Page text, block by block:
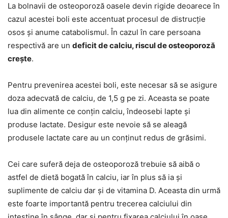
La bolnavii de osteoporoză oasele devin rigide deoarece în
cazul acestei boli este accentuat procesul de distrucție
osos și anume catabolismul. În cazul în care persoana
respectivă are un deficit de calciu, riscul de osteoporoză
crește.
Pentru prevenirea acestei boli, este necesar să se asigure
doza adecvată de calciu, de 1,5 g pe zi. Aceasta se poate
lua din alimente ce conțin calciu, îndeosebi lapte și
produse lactate. Desigur este nevoie să se aleagă
produsele lactate care au un conținut redus de grăsimi.
Cei care suferă deja de osteoporoză trebuie să aibă o
astfel de dietă bogată în calciu, iar în plus să ia și
suplimente de calciu dar și de vitamina D. Aceasta din urmă
este foarte importantă pentru trecerea calciului din